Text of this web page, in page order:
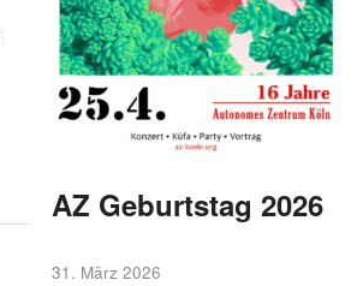
AZ Geburtstag 2026
31. März 2026